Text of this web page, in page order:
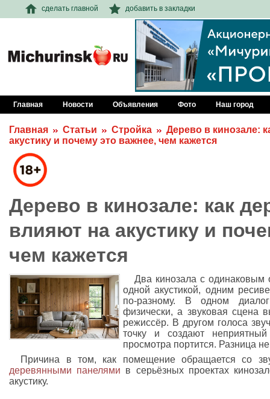
сделать главной добавить в закладки
Главная Новости Объявления Фото Наш город
Главная Статьи Стройка
Дерево в кинозале:
акустику и почему это важнее, чем кажется
Дерево в кинозале: как
влияют на акустику и
чем кажется
Два кинозала с
одной акустикой, одним
по-разному. В одном
физически, а звуковая сцена
режиссёр. В другом голоса
точку и создают
просмотра портится. Разница
Причина в том, как помещение обращается со
деревянными панелями в серьёзных проектах
акустику.